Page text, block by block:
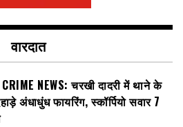
वारदात
CRIME NEWS: चरखी दादरी में थाने के
अंधाधुंध फायरिंग, स्कॉर्पियो सवार 7